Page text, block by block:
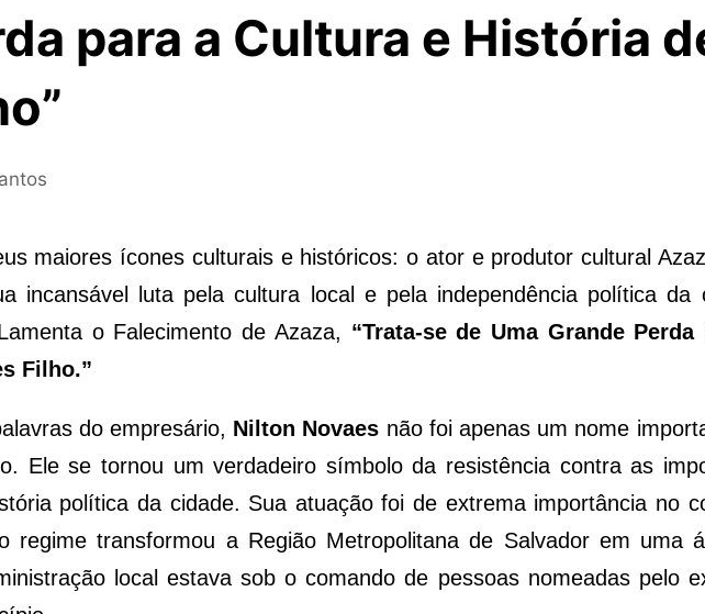
para a Cultura e História
maiores ícones culturais e históricos: o ator e produtor cultural
incansável luta pela cultura local e pela independência política da
o Falecimento de Azaza, “Trata-se de Uma Grande Perda
Filho.”
do empresário, Nilton Novaes não foi apenas um nome
Ele se tornou um verdadeiro símbolo da resistência contra as
política da cidade. Sua atuação foi de extrema importância no
regime transformou a Região Metropolitana de Salvador em uma
local estava sob o comando de pessoas nomeadas pelo